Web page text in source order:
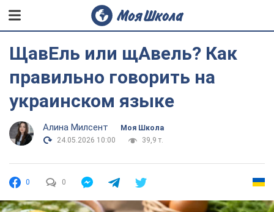
ЩавЕль или щАвель? Как
правильно говорить на
украинском языке
Алина Милсент
Моя Школа
24.05.2026 10:00
39,9 т.
0 0